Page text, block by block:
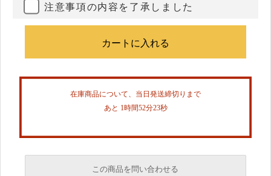
注意事項の内容を了承しました
在庫商品について、当日発送締切りまで
あと 1時間52分23秒
この商品を問い合わせる